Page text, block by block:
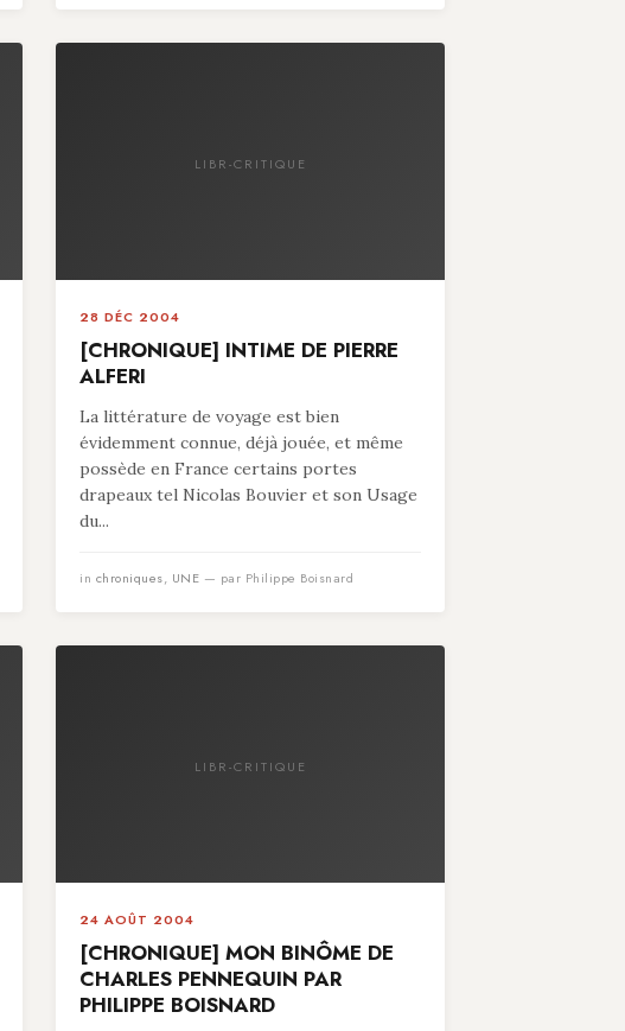
LIBR-CRITIQUE
28 DÉC 2004
[CHRONIQUE] INTIME DE PIERRE
ALFERI
La littérature de voyage est bien
évidemment connue, déjà jouée, et même
possède en France certains portes
drapeaux tel Nicolas Bouvier et son Usage
du...
in chroniques, UNE — par Philippe Boisnard
LIBR-CRITIQUE
24 AOÛT 2004
[CHRONIQUE] MON BINÔME DE
CHARLES PENNEQUIN PAR
PHILIPPE BOISNARD